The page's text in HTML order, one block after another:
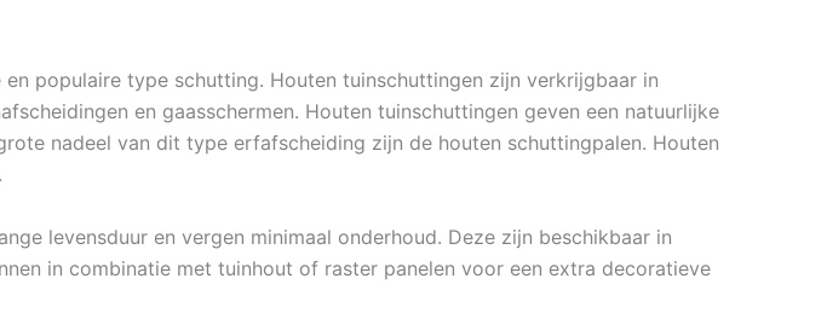
populaire type schutting. Houten tuinschuttingen zijn verkrijgbaar in
en gaasschermen. Houten tuinschuttingen geven een natuurlijke
nadeel van dit type erfafscheiding zijn de houten schuttingpalen. Houten
levensduur en vergen minimaal onderhoud. Deze zijn beschikbaar in
in combinatie met tuinhout of raster panelen voor een extra decoratieve